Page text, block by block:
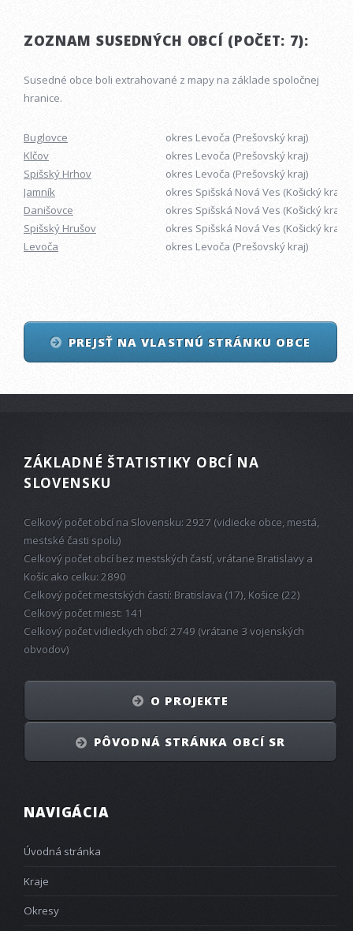
ZOZNAM SUSEDNÝCH OBCÍ (POČET: 7):
Susedné obce boli extrahované z mapy na základe spoločnej
hranice.
Buglovce
okres Levoča (Prešovský kraj)
Klčov
okres Levoča (Prešovský kraj)
Spišský Hrhov
okres Levoča (Prešovský kraj)
Jamník
okres Spišská Nová Ves (Košický kraj)
Danišovce
okres Spišská Nová Ves (Košický kraj)
Spišský Hrušov
okres Spišská Nová Ves (Košický kraj)
Levoča
okres Levoča (Prešovský kraj)
PREJSŤ NA VLASTNÚ STRÁNKU OBCE
NAVIGÁCIA
Úvodná stránka
Kraje
Okresy
ZÁKLADNÉ ŠTATISTIKY OBCÍ NA
SLOVENSKU
Celkový počet obcí na Slovensku: 2927 (vidiecke obce, mestá,
mestské časti spolu)
Celkový počet obcí bez mestských častí, vrátane Bratislavy a
Košíc ako celku: 2890
Celkový počet mestských častí: Bratislava (17), Košice (22)
Celkový počet miest: 141
Celkový počet vidieckych obcí: 2749 (vrátane 3 vojenských
obvodov)
O PROJEKTE
PÔVODNÁ STRÁNKA OBCÍ SR